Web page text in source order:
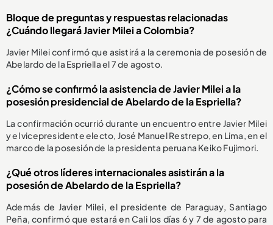
Bloque de preguntas y respuestas relacionadas
¿Cuándo llegará Javier Milei a Colombia?
Javier Milei confirmó que asistirá a la ceremonia de posesión de
Abelardo de la Espriella el 7 de agosto.
¿Cómo se confirmó la asistencia de Javier Milei a la
posesión presidencial de Abelardo de la Espriella?
La confirmación ocurrió durante un encuentro entre Javier Milei
y el vicepresidente electo, José Manuel Restrepo, en Lima, en el
marco de la posesión de la presidenta peruana Keiko Fujimori.
¿Qué otros líderes internacionales asistirán a la
posesión de Abelardo de la Espriella?
Además de Javier Milei, el presidente de Paraguay, Santiago
Peña, confirmó que estará en Cali los días 6 y 7 de agosto para